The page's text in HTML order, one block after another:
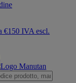
€150 IVA escl.